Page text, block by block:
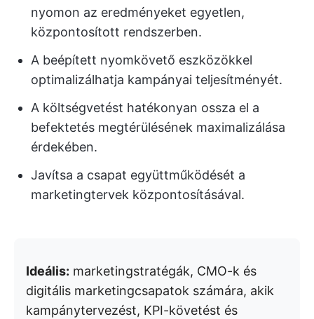
nyomon az eredményeket egyetlen,
központosított rendszerben.
A beépített nyomkövető eszközökkel
optimalizálhatja kampányai teljesítményét.
A költségvetést hatékonyan ossza el a
befektetés megtérülésének maximalizálása
érdekében.
Javítsa a csapat együttműködését a
marketingtervek központosításával.
Ideális: marketingstratégák, CMO-k és
digitális marketingcsapatok számára, akik
kampánytervezést, KPI-követést és